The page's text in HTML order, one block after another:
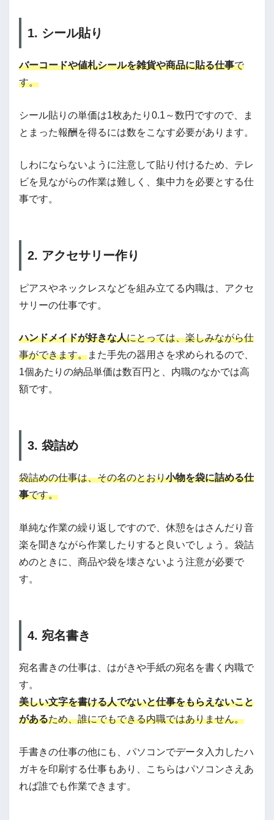
1. シール貼り
バーコードや値札シールを雑貨や商品に貼る仕事で
す。
シール貼りの単価は1枚あたり0.1～数円ですので、ま
とまった報酬を得るには数をこなす必要があります。
しわにならないように注意して貼り付けるため、テレ
ビを見ながらの作業は難しく、集中力を必要とする仕
事です。
2. アクセサリー作り
ピアスやネックレスなどを組み立てる内職は、アクセ
サリーの仕事です。
ハンドメイドが好きな人にとっては、楽しみながら仕
事ができます。また手先の器用さを求められるので、
1個あたりの納品単価は数百円と、内職のなかでは高
額です。
3. 袋詰め
袋詰めの仕事は、その名のとおり小物を袋に詰める仕
事です。
単純な作業の繰り返しですので、休憩をはさんだり音
楽を聞きながら作業したりすると良いでしょう。袋詰
めのときに、商品や袋を壊さないよう注意が必要で
す。
4. 宛名書き
宛名書きの仕事は、はがきや手紙の宛名を書く内職で
す。
美しい文字を書ける人でないと仕事をもらえないこと
があるため、誰にでもできる内職ではありません。
手書きの仕事の他にも、パソコンでデータ入力したハ
ガキを印刷する仕事もあり、こちらはパソコンさえあ
れば誰でも作業できます。